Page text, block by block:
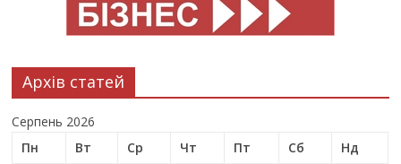
Архів статей
Серпень 2026
Пн
Вт Ср Чт Пт Сб
Нд